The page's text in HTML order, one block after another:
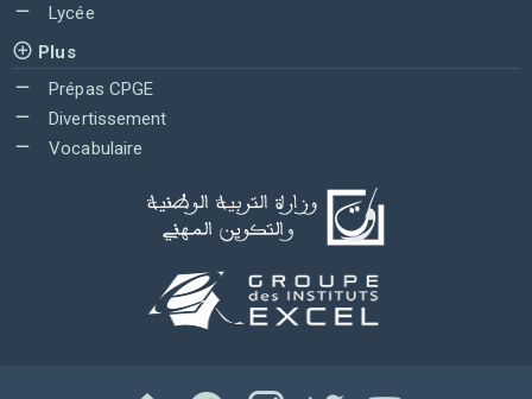
Lycée
Plus
Prépas CPGE
Divertissement
Vocabulaire